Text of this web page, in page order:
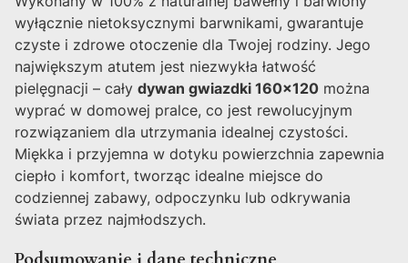
wyłącznie nietoksycznymi barwnikami, gwarantuje
czyste i zdrowe otoczenie dla Twojej rodziny. Jego
największym atutem jest niezwykła łatwość
pielęgnacji – cały dywan gwiazdki 160x120 można
wyprać w domowej pralce, co jest rewolucyjnym
rozwiązaniem dla utrzymania idealnej czystości.
Miękka i przyjemna w dotyku powierzchnia zapewnia
ciepło i komfort, tworząc idealne miejsce do
codziennej zabawy, odpoczynku lub odkrywania
świata przez najmłodszych.